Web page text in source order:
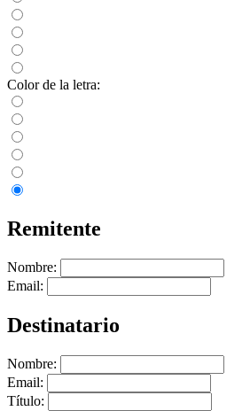
Color de la letra:
Remitente
Nombre:
Email:
Destinatario
Nombre:
Email:
Título: